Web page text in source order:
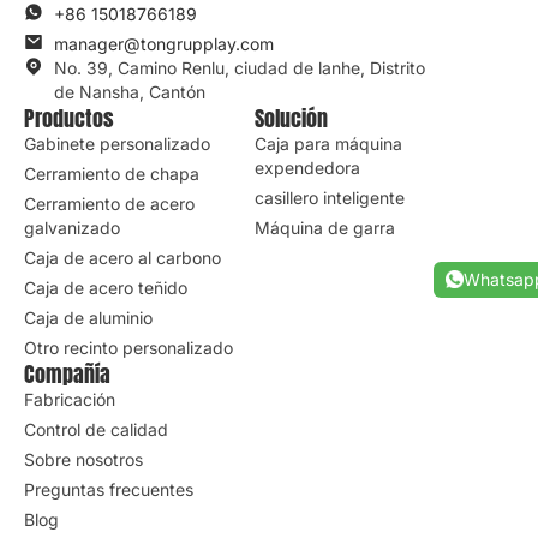
+86 15018766189
manager@tongrupplay.com
No. 39, Camino Renlu, ciudad de lanhe, Distrito
de Nansha, Cantón
Productos
Gabinete personalizado
Cerramiento de chapa
Cerramiento de acero
galvanizado
Caja de acero al carbono
Caja de acero teñido
Caja de aluminio
Otro recinto personalizado
Solución
Caja para máquina
expendedora
casillero inteligente
Máquina de garra
Compañía
Fabricación
Control de calidad
Sobre nosotros
Preguntas frecuentes
Blog